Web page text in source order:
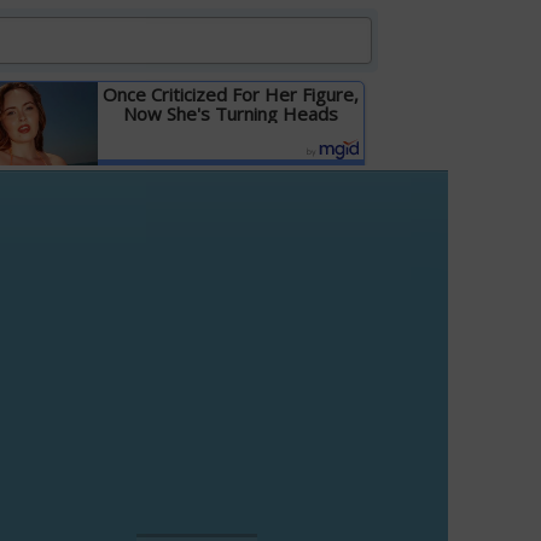
Once Criticized For Her Figure,
Now She's Turning Heads
Детальніше